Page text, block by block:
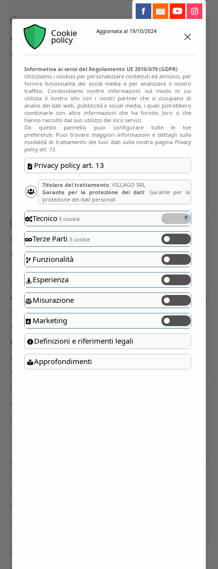
Cookie
policy
Aggiornata al 19/10/2024
Informativa ai sensi del Regolamento UE 2016/679 (GDPR)
Utilizziamo i cookies per personalizzare contenuti ed annunci, per
fornire funzionalità dei social media e per analizzare il nostro
traffico. Condividiamo inoltre informazioni sul modo in cui
utilizza il nostro sito con i nostri partner che si occupano di
analisi dei dati web, pubblicità e social media, i quali potrebbero
combinarle con altre informazioni che ha fornito loro o che
hanno raccolto dal suo utilizzo dei loro servizi.
Da questo pannello puoi configurare tutte le tue
preferenze. Puoi trovare maggiori informazioni e dettagli sulla
modalità di trattamento dei tuoi dati sulla nostra paginaPrivacy
policy art. 13.
Privacy policy art. 13
Titolare del trattamento: VILLAGO SRL
Garante per la protezione dei dati: Garante per la
protezione dei dati personali
Tecnico5 cookie
Terze Parti 3 cookie
Funzionalità
Esperienza
Misurazione
Marketing
Definizioni e riferimenti legali
Approfondimenti